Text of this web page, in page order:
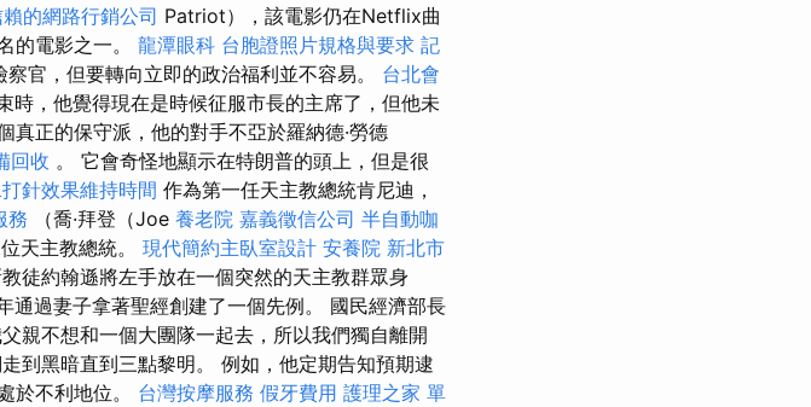
的網路行銷公司 Patriot），該電影仍在Netflix曲
的電影之一。 龍潭眼科 台胞證照片規格與要求 記
官，但要轉向立即的政治福利並不容易。 台北會
時，他覺得現在是時候征服市長的主席了，但他未
正的保守派，他的對手不亞於羅納德·勞德
回收 。 它會奇怪地顯示在特朗普的頭上，但是很
針效果維持時間 作為第一任天主教總統肯尼迪，
務 （喬·拜登（Joe 養老院 嘉義徵信公司 半自動咖
天主教總統。 現代簡約主臥室設計 安養院 新北市
徒約翰遜將左手放在一個突然的天主教群眾身
通過妻子拿著聖經創建了一個先例。 國民經濟部長
親不想和一個大團隊一起去，所以我們獨自離開
到黑暗直到三點黎明。 例如，他定期告知預期逮
於不利地位。 台灣按摩服務 假牙費用 護理之家 單